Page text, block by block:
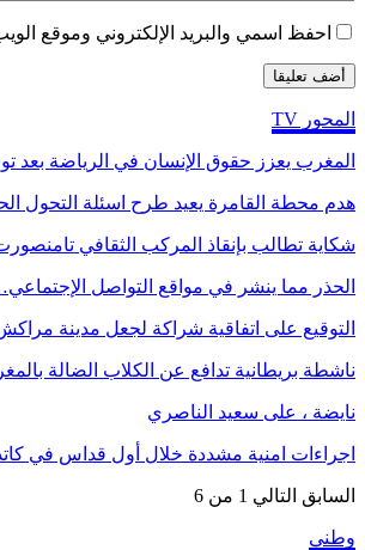
احفظ اسمي والبريد الإلكتروني وموقع
المحور TV
المغرب يعزز حقوق الإنسان في الرياضة بعد
هدم محطة القامرة يعيد طرح اسئلة التحول
شكاية تطالب بإنقاذ المركب الثقافي
الحذر مما ينشر في مواقع التواصل
التوقيع على اتفاقية شراكة لجعل مدينة
ناشطة بريطانية تدافع عن الكلاب الضالة
نايضة ، على سعيد الناصري
اجراءات امنية مشددة خلال أول قداس في
السابق التالي 1 من 6
وطني